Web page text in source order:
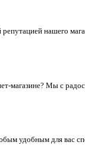
нашего
магазине? Мы с
удобным для вас